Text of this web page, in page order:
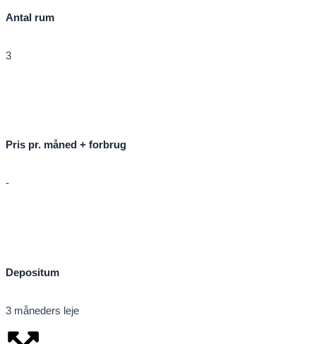
Antal rum
3
Pris pr. måned + forbrug
-
Depositum
3 måneders leje